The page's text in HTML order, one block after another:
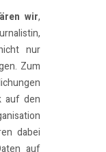
wir,
nur
Zum
auf den
dabei
auf